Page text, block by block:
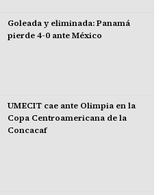
Goleada y eliminada: Panamá
pierde 4-0 ante México
UMECIT cae ante Olimpia en la
Copa Centroamericana de la
Concacaf